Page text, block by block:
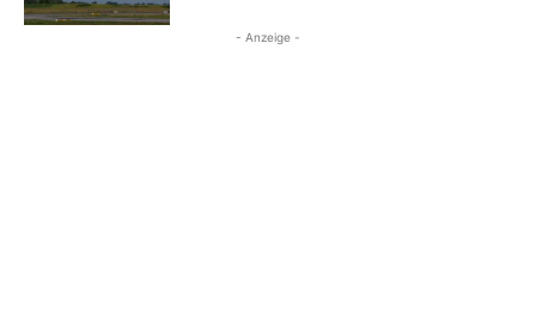
- Anzeige -